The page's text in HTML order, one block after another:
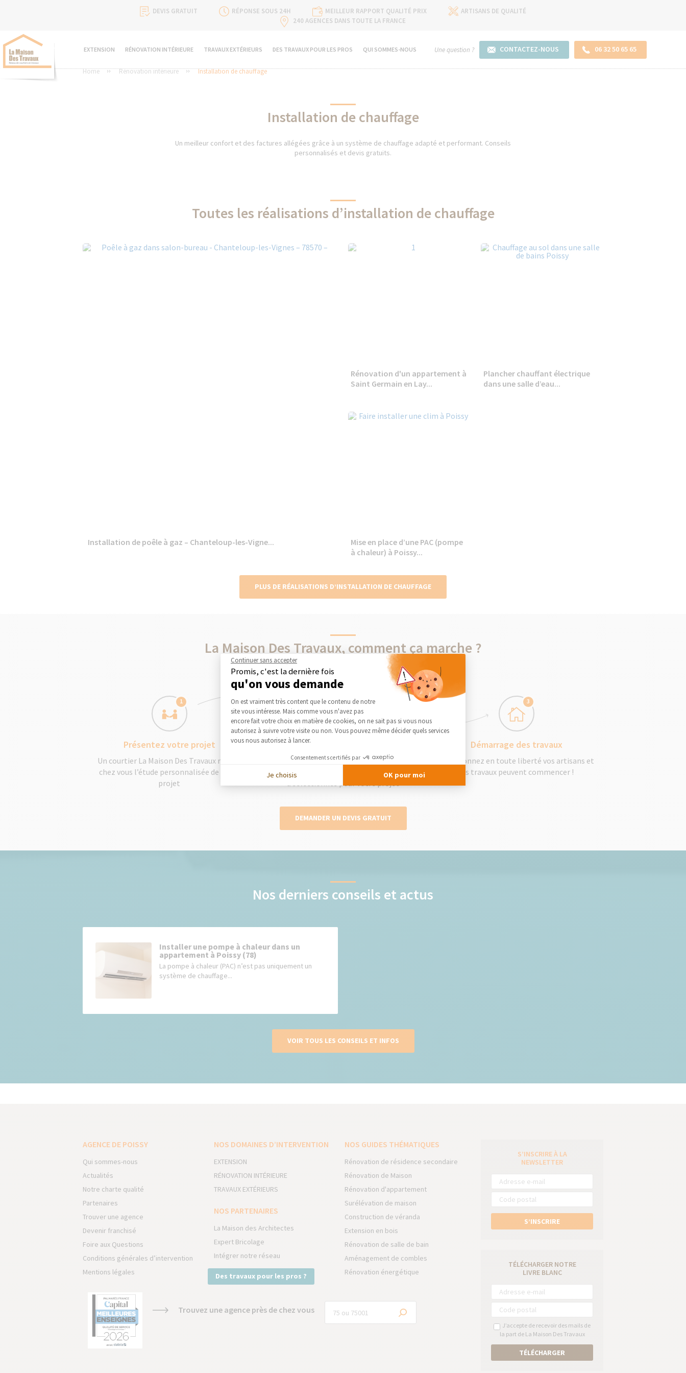
DEVIS GRATUIT RÉPONSE SOUS 24H MEILLEUR RAPPORT QUALITÉ PRIX
ARTISANS DE QUALITÉ
240 AGENCES DANS TOUTE LA FRANCE
EXTENSION RÉNOVATION INTÉRIEURE TRAVAUX EXTÉRIEURS DES TRAVAUX POUR LES PROS QUI SOMMES-NOUS Une question ? CONTACTEZ-NOUS 06 32 50 65 65
Home Rénovation intérieure Installation de chauffage
Installation de chauffage
Un meilleur confort et des factures allégées grâce à un système de chauffage adapté et performant. Conseils
personnalisés et devis gratuits.
Toutes les réalisations d’installation de chauffage
Installation de poêle à gaz – Chanteloup-les-Vigne...
Rénovation d'un appartement à
Saint Germain en Lay...
Plancher chauffant électrique
dans une salle d’eau...
Mise en place d’une PAC (pompe
à chaleur) à Poissy...
PLUS DE RÉALISATIONS D’INSTALLATION DE CHAUFFAGE
La Maison Des Travaux, comment ça marche ?
1
Présentez votre projet
Un courtier La Maison Des Travaux réalise
chez vous l’étude personnalisée de votre
projet
2
Obtenez des devis gratuits
Le courtier vous présente gratuitement et
sans engagement les devis des artisans qu’il
a séléctionnés pour votre projet
3
Démarrage des travaux
Séléctionnez en toute liberté vos artisans et
les travaux peuvent commencer !
DEMANDER UN DEVIS GRATUIT
Nos derniers conseils et actus
Installer une pompe à chaleur dans un
appartement à Poissy (78)
La pompe à chaleur (PAC) n’est pas uniquement un
système de chauffage...
VOIR TOUS LES CONSEILS ET INFOS
AGENCE DE POISSY
Qui sommes-nous
Actualités
Notre charte qualité
Partenaires
Trouver une agence
Devenir franchisé
Foire aux Questions
Conditions générales d’intervention
Mentions légales
NOS DOMAINES D’INTERVENTION
EXTENSION
RÉNOVATION INTÉRIEURE
TRAVAUX EXTÉRIEURS
NOS PARTENAIRES
La Maison des Architectes
Expert Bricolage
Intégrer notre réseau
Des travaux pour les pros ?
NOS GUIDES THÉMATIQUES
Rénovation de résidence secondaire
Rénovation de Maison
Rénovation d'appartement
Surélévation de maison
Construction de véranda
Extension en bois
Rénovation de salle de bain
Aménagement de combles
Rénovation énergétique
Trouvez une agence près de chez vous
S’INSCRIRE À LA
NEWSLETTER
S’INSCRIRE
TÉLÉCHARGER NOTRE
LIVRE BLANC
J’accepte de recevoir des mails de
la part de La Maison Des Travaux
TÉLÉCHARGER
Continuer sans accepter
Promis, c'est la dernière fois
qu'on vous demande
Plateforme de Gestion du Consentement : Personnalisez vos Options
On est vraiment très content que le contenu de notre
site vous intéresse. Mais comme vous n'avez pas
encore fait votre choix en matière de cookies, on ne sait pas si vous nous
autorisez à suivre votre visite ou non. Vous pouvez même décider quels services
vous nous autorisez à lancer.
Consentements certifiés par
Je choisis OK pour moi
Axeptio consent